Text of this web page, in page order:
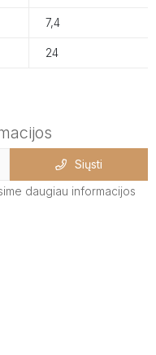
7,4
24
Siųsti
daugiau informacijos